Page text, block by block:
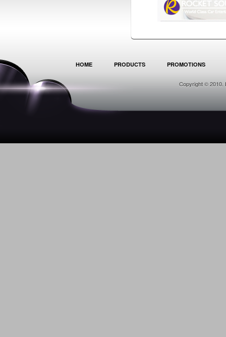
HOME PRODUCTS PROMOTIONS
Copyright © 2010.